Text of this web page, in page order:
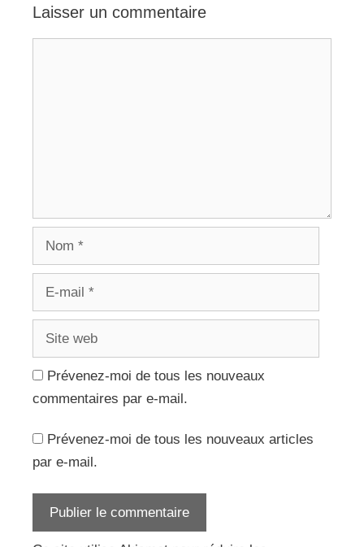
Laisser un commentaire
Prévenez-moi de tous les nouveaux
commentaires par e-mail.
Prévenez-moi de tous les nouveaux articles
par e-mail.